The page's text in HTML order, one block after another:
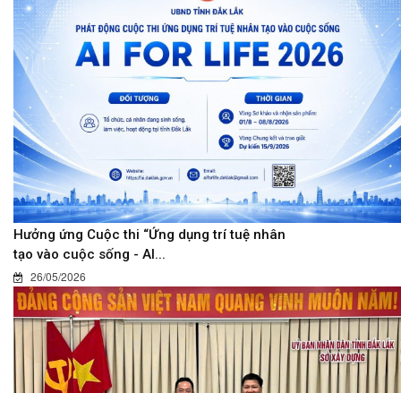
Hưởng ứng Cuộc thi “Ứng dụng trí tuệ nhân
tạo vào cuộc sống - AI...
26/05/2026